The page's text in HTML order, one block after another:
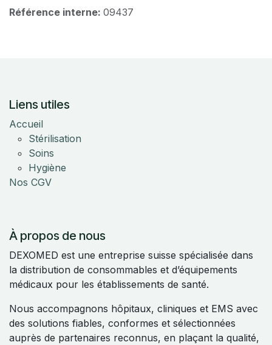
Référence interne: 09437
Liens utiles
Accueil
Stérilisation
Soins
Hygiène
Nos CGV
À propos de nous
DEXOMED est une entreprise suisse spécialisée dans
la distribution de consommables et d’équipements
médicaux pour les établissements de santé.
Nous accompagnons hôpitaux, cliniques et EMS avec
des solutions fiables, conformes et sélectionnées
auprès de partenaires reconnus, en plaçant la qualité,